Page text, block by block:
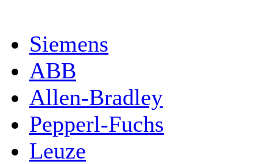
Siemens
ABB
Allen-Bradley
Pepperl-Fuchs
Leuze